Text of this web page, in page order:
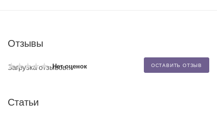
Отзывы
Нет оценок ОСТАВИТЬ ОТЗЫВ
Загрузка отзывов...
Статьи